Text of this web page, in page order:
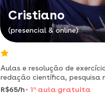
Cristiano
(presencial & online)
Aulas e resolução de
redação científica, pesquisa na educação,
metodologia
R$65/h 1 aaula gratuita